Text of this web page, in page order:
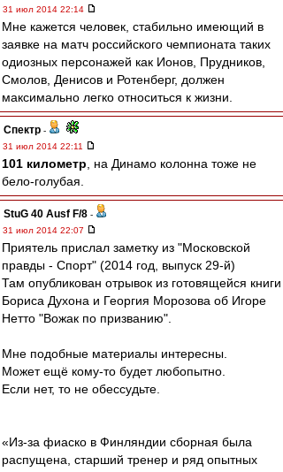
31 июл 2014 22:14
Мне кажется человек, стабильно имеющий в
заявке на матч российского чемпионата таких
одиозных персонажей как Ионов, Прудников,
Смолов, Денисов и Ротенберг, должен
максимально легко относиться к жизни.
Спектр -
31 июл 2014 22:11
101 километр , на Динамо колонна тоже не
бело-голубая.
StuG 40 Ausf F/8 -
31 июл 2014 22:07
Приятель прислал заметку из "Московской
правды - Спорт" (2014 год, выпуск 29-й)
Там опубликован отрывок из готовящейся книги
Бориса Духона и Георгия Морозова об Игоре
Нетто "Вожак по призванию".
Мне подобные материалы интересны.
Может ещё кому-то будет любопытно.
Если нет, то не обессудьте.
«Из-за фиаско в Финляндии сборная была
распущена, старший тренер и ряд опытных